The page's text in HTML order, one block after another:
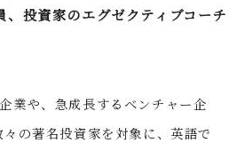
、投資家のエグゼクティブコーチ
業や、急成長するベンチャー企
の著名投資家を対象に、英語で